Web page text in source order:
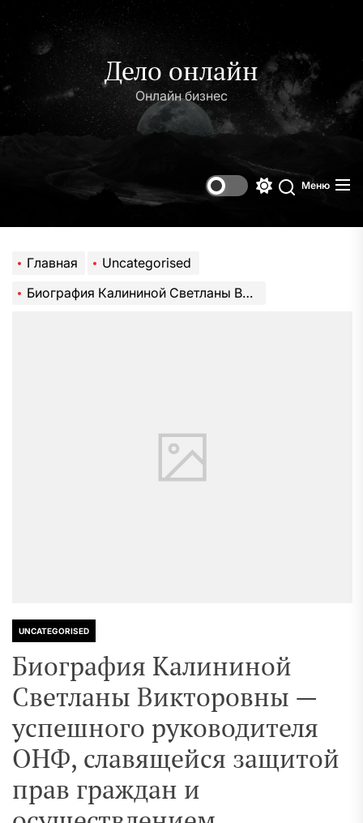
содержимому
Дело онлайн
Онлайн бизнес
Поиск
Меню
Главная
Uncategorised
Биография Калининой Светланы Викторовны — успешного руководителя ОНФ, славящейся защитой прав граждан и осуществлением социальных проектов
UNCATEGORISED
Биография Калининой
Светланы Викторовны —
успешного руководителя
ОНФ, славящейся защитой
прав граждан и